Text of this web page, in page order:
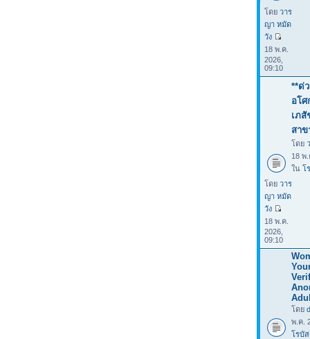
โดย วาร
ญา หมัด
วัง
18 พ.ค.
2026,
09:10
**ด่
อโ
เภสั
สาข
โดย
18 พ
ใน โ
โดย วาร
ญา หมัด
วัง
18 พ.ค.
2026,
09:10
โดย
พ.ค.
โรบั